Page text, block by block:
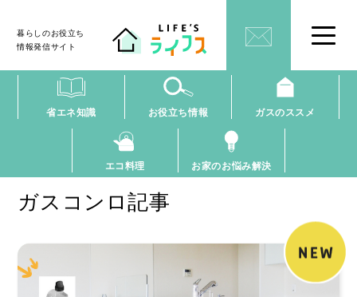
暮らしのお役立ち
情報発信サイト
省エネ知識 お役立ち情報 ガスのススメ
エコ料理 お家のお悩み解決
ガスコンロ記事